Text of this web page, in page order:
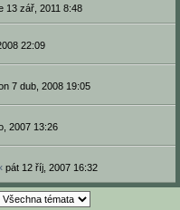
13 zář, 2011 8:48
22:09
7 dub, 2008 19:05
2007 13:26
pát 12 říj, 2007 16:32